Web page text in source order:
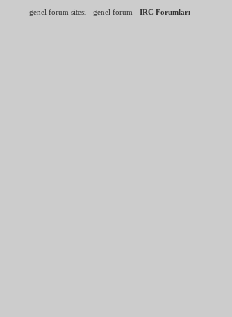
genel forum sitesi - genel forum - IRC Forumları